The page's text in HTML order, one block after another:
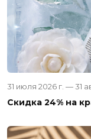
31 июля 2026 г. — 31
Скидка 24% на